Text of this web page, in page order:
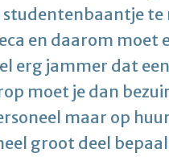
te
en daarom moet
erg jammer dat
moet je dan
maar op
groot deel